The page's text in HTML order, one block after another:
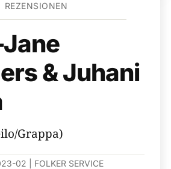
REZENSIONEN
& Juhani
Grappa)
02 FOLKER SERVICE